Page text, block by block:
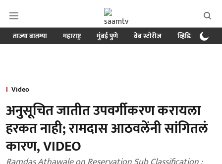
ताज्या बातम्या महाराष्ट्र मुंबई पुणे वेब स्टोरीज व्हिडिओ
Video
अनुसूचित जातीत उपवर्गीकरण करायला
हरकत नाही; रामदास आठवलेंनी सांगितलं
कारण, VIDEO